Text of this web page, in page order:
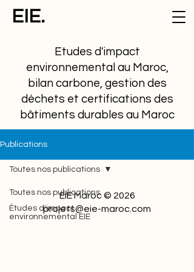
EIE.
Etudes d'impact
environnemental au Maroc,
bilan carbone, gestion des
déchets et certifications des
bâtiments durables au Maroc
Publications
Toutes nos publications
Études d'impact
environnemental EIE
Toutes nos publications
EIE Maroc © 2026
projets@eie-maroc.com